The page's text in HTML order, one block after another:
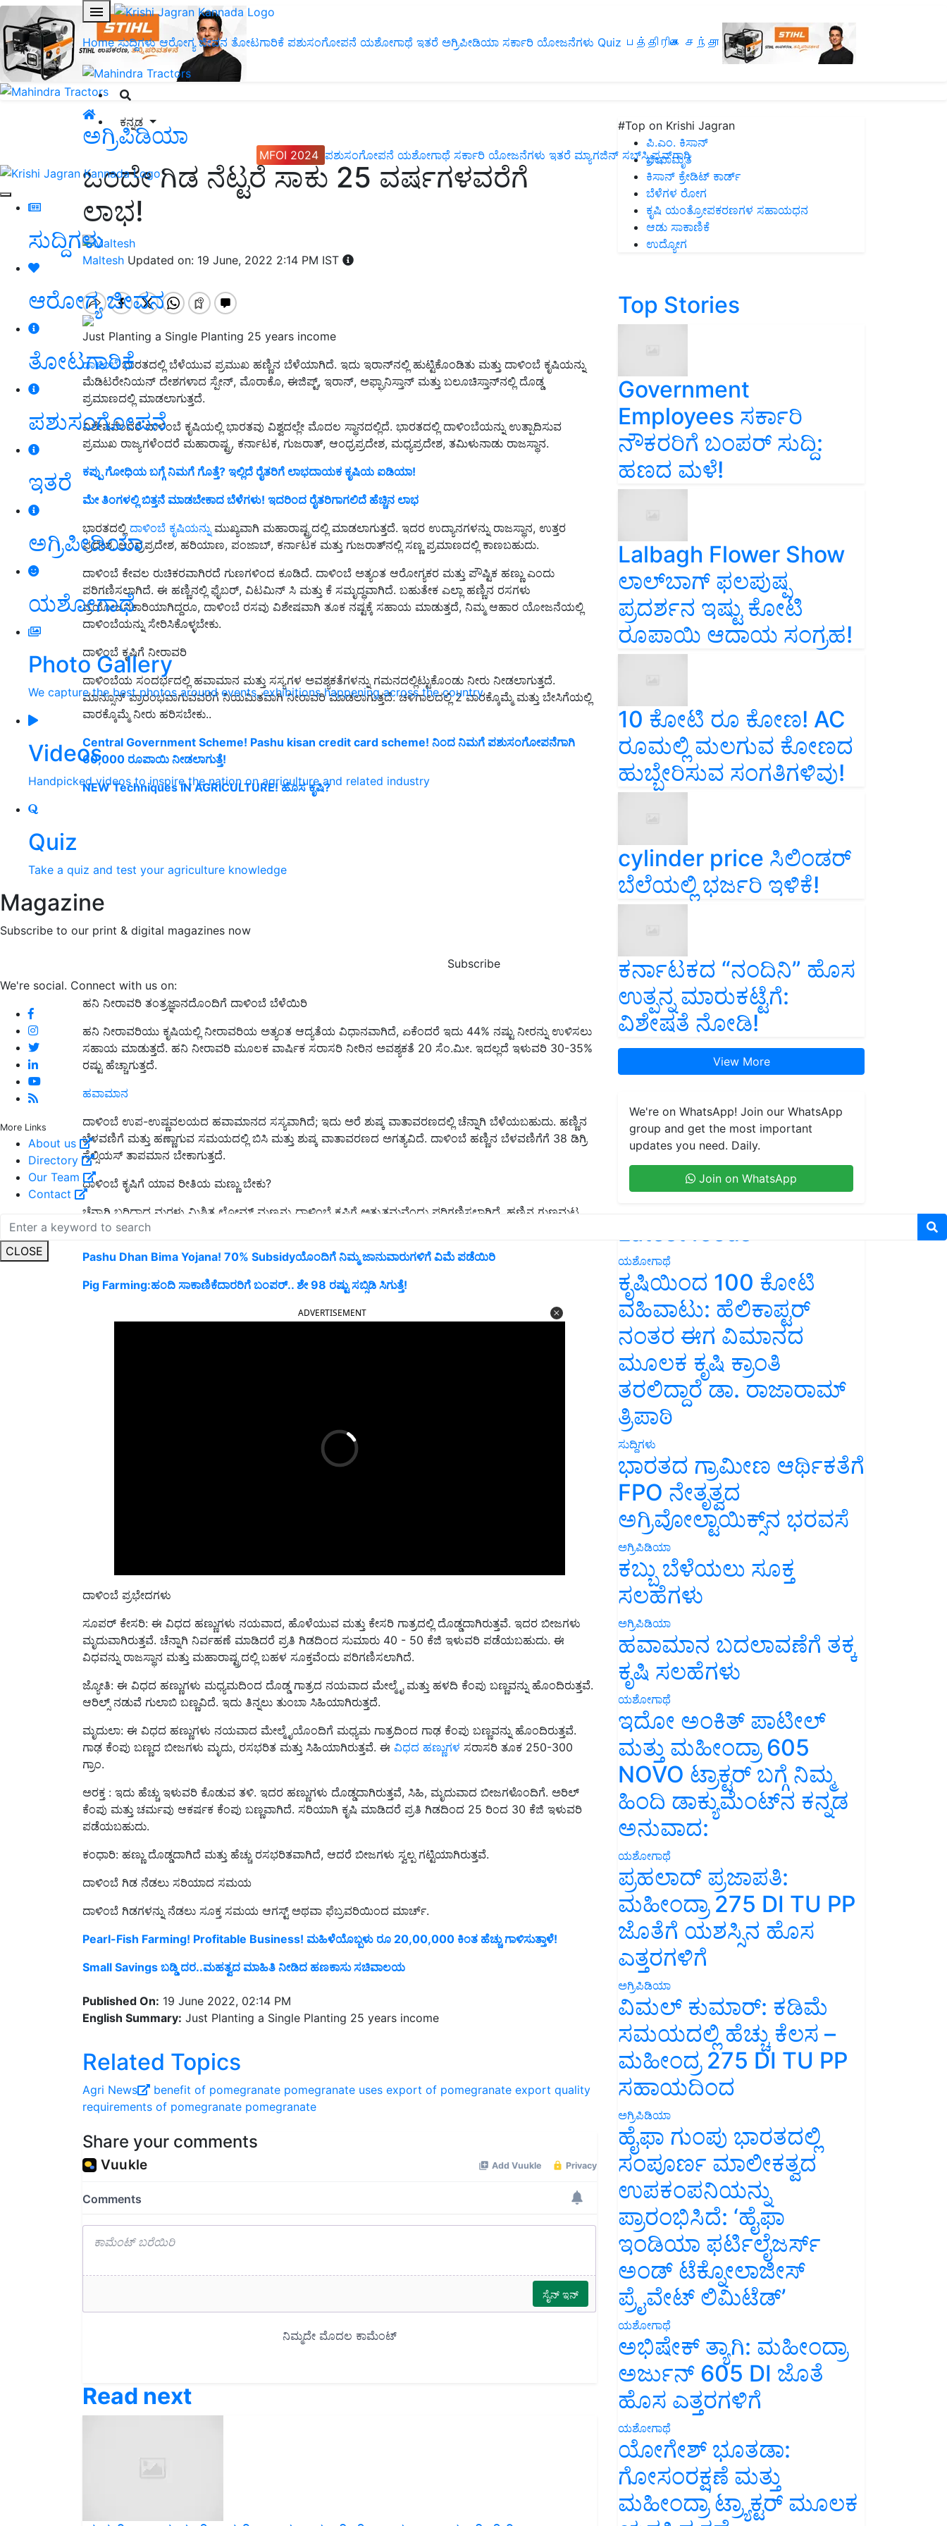
Home ಸುದ್ದಿಗಳು ಆರೋಗ್ಯ ಜೀವನ ತೋಟಗಾರಿಕೆ ಪಶುಸಂಗೋಪನೆ ಯಶೋಗಾಥೆ ಇತರೆ ಅಗ್ರಿಪೀಡಿಯಾ ಸರ್ಕಾರಿ ಯೋಜನೆಗಳು Quiz பத்திரிகை சந்தா
ಕನ್ನಡ
MFOI 2024 ಪಶುಸಂಗೋಪನೆ ಯಶೋಗಾಥೆ ಸರ್ಕಾರಿ ಯೋಜನೆಗಳು ಇತರೆ ಮ್ಯಾಗಜಿನ್‌ ಸಬ್‌ಸ್ಕ್ರಿಪ್ಷನ್‌ಗಾಗಿ
ಸುದ್ದಿಗಳು
ಆರೋಗ್ಯ ಜೀವನ
ತೋಟಗಾರಿಕೆ
ಪಶುಸಂಗೋಪನೆ
ಇತರೆ
ಅಗ್ರಿಪೀಡಿಯಾ
ಯಶೋಗಾಥೆ
Photo Gallery
We capture the best photos around events, exhibitions happening across the country
Videos
Handpicked videos to inspire the nation on agriculture and related industry
Quiz
Take a quiz and test your agriculture knowledge
Magazine
Subscribe to our print & digital magazines now
Subscribe
We're social. Connect with us on:
More Links
About us
Directory
Our Team
Contact
CLOSE
ಅಗ್ರಿಪಿಡಿಯಾ
ಒಂದೇ ಗಿಡ ನೆಟ್ಟರೆ ಸಾಕು 25 ವರ್ಷಗಳವರೆಗೆ
ಲಾಭ!
Maltesh Updated on: 19 June, 2022 2:14 PM IST
Just Planting a Single Planting 25 years income
ದಾಳಿಂಬೆಭಾರತದಲ್ಲಿ ಬೆಳೆಯುವ ಪ್ರಮುಖ ಹಣ್ಣಿನ ಬೆಳೆಯಾಗಿದೆ. ಇದು ಇರಾನ್‌ನಲ್ಲಿ ಹುಟ್ಟಿಕೊಂಡಿತು ಮತ್ತು ದಾಳಿಂಬೆ ಕೃಷಿಯನ್ನು
ಮೆಡಿಟರೇನಿಯನ್ ದೇಶಗಳಾದ ಸ್ಪೇನ್, ಮೊರಾಕೊ, ಈಜಿಪ್ಟ್, ಇರಾನ್, ಅಫ್ಘಾನಿಸ್ತಾನ್ ಮತ್ತು ಬಲೂಚಿಸ್ತಾನ್‌ನಲ್ಲಿ ದೊಡ್ಡ
ಪ್ರಮಾಣದಲ್ಲಿ ಮಾಡಲಾಗುತ್ತದೆ.
ವಿಶೇಷವೆಂದರೆ ದಾಳಿಂಬೆ ಕೃಷಿಯಲ್ಲಿ ಭಾರತವು ವಿಶ್ವದಲ್ಲೇ ಮೊದಲ ಸ್ಥಾನದಲ್ಲಿದೆ. ಭಾರತದಲ್ಲಿ ದಾಳಿಂಬೆಯನ್ನು ಉತ್ಪಾದಿಸುವ
ಪ್ರಮುಖ ರಾಜ್ಯಗಳೆಂದರೆ ಮಹಾರಾಷ್ಟ್ರ, ಕರ್ನಾಟಕ, ಗುಜರಾತ್, ಆಂಧ್ರಪ್ರದೇಶ, ಮಧ್ಯಪ್ರದೇಶ, ತಮಿಳುನಾಡು ರಾಜಸ್ಥಾನ.
ಕಪ್ಪು ಗೋಧಿಯ ಬಗ್ಗೆ ನಿಮಗೆ ಗೊತ್ತೆ? ಇಲ್ಲಿದೆ ರೈತರಿಗೆ ಲಾಭದಾಯಕ ಕೃಷಿಯ ಐಡಿಯಾ!
ಮೇ ತಿಂಗಳಲ್ಲಿ ಬಿತ್ತನೆ ಮಾಡಬೇಕಾದ ಬೆಳೆಗಳು! ಇದರಿಂದ ರೈತರಿಗಾಗಲಿದೆ ಹೆಚ್ಚಿನ ಲಾಭ
ಭಾರತದಲ್ಲಿ ದಾಳಿಂಬೆ ಕೃಷಿಯನ್ನುಮುಖ್ಯವಾಗಿ ಮಹಾರಾಷ್ಟ್ರದಲ್ಲಿ ಮಾಡಲಾಗುತ್ತದೆ. ಇದರ ಉದ್ಯಾನಗಳನ್ನು ರಾಜಸ್ಥಾನ, ಉತ್ತರ
ಪ್ರದೇಶ, ಆಂಧ್ರಪ್ರದೇಶ, ಹರಿಯಾಣ, ಪಂಜಾಬ್, ಕರ್ನಾಟಕ ಮತ್ತು ಗುಜರಾತ್‌ನಲ್ಲಿ ಸಣ್ಣ ಪ್ರಮಾಣದಲ್ಲಿ ಕಾಣಬಹುದು.
ದಾಳಿಂಬೆ ಕೇವಲ ರುಚಿಕರವಾಗಿರದೆ ಗುಣಗಳಿಂದ ಕೂಡಿದೆ. ದಾಳಿಂಬೆ ಅತ್ಯಂತ ಆರೋಗ್ಯಕರ ಮತ್ತು ಪೌಷ್ಟಿಕ ಹಣ್ಣು ಎಂದು
ಪರಿಗಣಿಸಲಾಗಿದೆ. ಈ ಹಣ್ಣಿನಲ್ಲಿ ಫೈಬರ್, ವಿಟಮಿನ್ ಸಿ ಮತ್ತು ಕೆ ಸಮೃದ್ಧವಾಗಿದೆ. ಬಹುತೇಕ ಎಲ್ಲಾ ಹಣ್ಣಿನ ರಸಗಳು
ಪ್ರಯೋಜನಕಾರಿಯಾಗಿದ್ದರೂ, ದಾಳಿಂಬೆ ರಸವು ವಿಶೇಷವಾಗಿ ತೂಕ ನಷ್ಟಕ್ಕೆ ಸಹಾಯ ಮಾಡುತ್ತದೆ, ನಿಮ್ಮ ಆಹಾರ ಯೋಜನೆಯಲ್ಲಿ
ದಾಳಿಂಬೆಯನ್ನು ಸೇರಿಸಿಕೊಳ್ಳಬೇಕು.
ದಾಳಿಂಬೆ ಕೃಷಿಗೆ ನೀರಾವರಿ
ದಾಳಿಂಬೆಯ ಸಂದರ್ಭದಲ್ಲಿ ಹವಾಮಾನ ಮತ್ತು ಸಸ್ಯಗಳ ಅವಶ್ಯಕತೆಗಳನ್ನು ಗಮನದಲ್ಲಿಟ್ಟುಕೊಂಡು ನೀರು ನೀಡಲಾಗುತ್ತದೆ.
ಮಾನ್ಸೂನ್ ಪ್ರಾರಂಭವಾಗುವವರೆಗೆ ನಿಯಮಿತವಾಗಿ ನೀರಾವರಿ ಮಾಡಲಾಗುತ್ತದೆ. ಚಳಿಗಾಲದಲ್ಲಿ 2 ವಾರಕ್ಕೊಮ್ಮೆ ಮತ್ತು ಬೇಸಿಗೆಯಲ್ಲಿ
ವಾರಕ್ಕೊಮ್ಮೆ ನೀರು ಹರಿಸಬೇಕು..
Central Government Scheme! Pashu kisan credit card scheme! ನಿಂದ ನಿಮಗೆ ಪಶುಸಂಗೋಪನೆಗಾಗಿ
60,000 ರೂಪಾಯಿ ನೀಡಲಾಗುತ್ತೆ!
NEW Techniques IN AGRICULTURE! ಹೊಸ ಕೃಷಿ?
ಹನಿ ನೀರಾವರಿ ತಂತ್ರಜ್ಞಾನದೊಂದಿಗೆ ದಾಳಿಂಬೆ ಬೆಳೆಯಿರಿ
ಹನಿ ನೀರಾವರಿಯು ಕೃಷಿಯಲ್ಲಿ ನೀರಾವರಿಯ ಅತ್ಯಂತ ಆದ್ಯತೆಯ ವಿಧಾನವಾಗಿದೆ, ಏಕೆಂದರೆ ಇದು 44% ನಷ್ಟು ನೀರನ್ನು ಉಳಿಸಲು
ಸಹಾಯ ಮಾಡುತ್ತದೆ. ಹನಿ ನೀರಾವರಿ ಮೂಲಕ ವಾರ್ಷಿಕ ಸರಾಸರಿ ನೀರಿನ ಅವಶ್ಯಕತೆ 20 ಸೆಂ.ಮೀ. ಇದಲ್ಲದೆ ಇಳುವರಿ 30-35%
ರಷ್ಟು ಹೆಚ್ಚಾಗುತ್ತದೆ.
ಹವಾಮಾನ
ದಾಳಿಂಬೆ ಉಪ-ಉಷ್ಣವಲಯದ ಹವಾಮಾನದ ಸಸ್ಯವಾಗಿದೆ; ಇದು ಅರೆ ಶುಷ್ಕ ವಾತಾವರಣದಲ್ಲಿ ಚೆನ್ನಾಗಿ ಬೆಳೆಯಬಹುದು. ಹಣ್ಣಿನ
ಬೆಳವಣಿಗೆ ಮತ್ತು ಹಣ್ಣಾಗುವ ಸಮಯದಲ್ಲಿ ಬಿಸಿ ಮತ್ತು ಶುಷ್ಕ ವಾತಾವರಣದ ಅಗತ್ಯವಿದೆ. ದಾಳಿಂಬೆ ಹಣ್ಣಿನ ಬೆಳವಣಿಗೆಗೆ 38 ಡಿಗ್ರಿ
ಸೆಲ್ಸಿಯಸ್ ತಾಪಮಾನ ಬೇಕಾಗುತ್ತದೆ.
ದಾಳಿಂಬೆ ಕೃಷಿಗೆ ಯಾವ ರೀತಿಯ ಮಣ್ಣು ಬೇಕು?
ಚೆನ್ನಾಗಿ ಬರಿದಾದ ಮರಳು ಮಿಶ್ರಿತ ಲೋಮ್ ಮಣ್ಣನ್ನು ದಾಳಿಂಬೆ ಕೃಷಿಗೆ ಅತ್ಯುತ್ತಮವೆಂದು ಪರಿಗಣಿಸಲಾಗಿದೆ. ಹಣ್ಣಿನ ಗುಣಮಟ್ಟ
ಮತ್ತು ಬಣ್ಣವು ಭಾರವಾದ ಮಣ್ಣುಗಳಿಗಿಂತ ಹಗುರವಾದ ಮಣ್ಣಿನಲ್ಲಿ ಉತ್ತಮವಾಗಿರುತ್ತದೆ.
Pashu Dhan Bima Yojana! 70% Subsidyಯೊಂದಿಗೆ ನಿಮ್ಮ ಜಾನುವಾರುಗಳಿಗೆ ವಿಮೆ ಪಡೆಯಿರಿ
Pig Farming:ಹಂದಿ ಸಾಕಾಣಿಕೆದಾರರಿಗೆ ಬಂಪರ್.. ಶೇ 98 ರಷ್ಟು ಸಬ್ಸಿಡಿ ಸಿಗುತ್ತೆ!
ADVERTISEMENT
ದಾಳಿಂಬೆ ಪ್ರಭೇದಗಳು
ಸೂಪರ್ ಕೇಸರಿ: ಈ ವಿಧದ ಹಣ್ಣುಗಳು ನಯವಾದ, ಹೊಳೆಯುವ ಮತ್ತು ಕೇಸರಿ ಗಾತ್ರದಲ್ಲಿ ದೊಡ್ಡದಾಗಿರುತ್ತವೆ. ಇದರ ಬೀಜಗಳು
ಮೃದುವಾಗಿರುತ್ತವೆ. ಚೆನ್ನಾಗಿ ನಿರ್ವಹಣೆ ಮಾಡಿದರೆ ಪ್ರತಿ ಗಿಡದಿಂದ ಸುಮಾರು 40 - 50 ಕೆಜಿ ಇಳುವರಿ ಪಡೆಯಬಹುದು. ಈ
ವಿಧವನ್ನು ರಾಜಸ್ಥಾನ ಮತ್ತು ಮಹಾರಾಷ್ಟ್ರದಲ್ಲಿ ಬಹಳ ಸೂಕ್ತವೆಂದು ಪರಿಗಣಿಸಲಾಗಿದೆ.
ಜ್ಯೋತಿ: ಈ ವಿಧದ ಹಣ್ಣುಗಳು ಮಧ್ಯಮದಿಂದ ದೊಡ್ಡ ಗಾತ್ರದ ನಯವಾದ ಮೇಲ್ಮೈ ಮತ್ತು ಹಳದಿ ಕೆಂಪು ಬಣ್ಣವನ್ನು ಹೊಂದಿರುತ್ತವೆ.
ಆರಿಲ್ಸ್ ನಡುವೆ ಗುಲಾಬಿ ಬಣ್ಣವಿದೆ. ಇದು ತಿನ್ನಲು ತುಂಬಾ ಸಿಹಿಯಾಗಿರುತ್ತದೆ.
ಮೃದುಲಾ: ಈ ವಿಧದ ಹಣ್ಣುಗಳು ನಯವಾದ ಮೇಲ್ಮೈಯೊಂದಿಗೆ ಮಧ್ಯಮ ಗಾತ್ರದಿಂದ ಗಾಢ ಕೆಂಪು ಬಣ್ಣವನ್ನು ಹೊಂದಿರುತ್ತವೆ.
ಗಾಢ ಕೆಂಪು ಬಣ್ಣದ ಬೀಜಗಳು ಮೃದು, ರಸಭರಿತ ಮತ್ತು ಸಿಹಿಯಾಗಿರುತ್ತವೆ. ಈ ವಿಧದ ಹಣ್ಣುಗಳ ಸರಾಸರಿ ತೂಕ 250-300
ಗ್ರಾಂ.
ಅರಕ್ತ : ಇದು ಹೆಚ್ಚು ಇಳುವರಿ ಕೊಡುವ ತಳಿ. ಇದರ ಹಣ್ಣುಗಳು ದೊಡ್ಡದಾಗಿರುತ್ತವೆ, ಸಿಹಿ, ಮೃದುವಾದ ಬೀಜಗಳೊಂದಿಗೆ. ಅರಿಲ್
ಕೆಂಪು ಮತ್ತು ಚರ್ಮವು ಆಕರ್ಷಕ ಕೆಂಪು ಬಣ್ಣವಾಗಿದೆ. ಸರಿಯಾಗಿ ಕೃಷಿ ಮಾಡಿದರೆ ಪ್ರತಿ ಗಿಡದಿಂದ 25 ರಿಂದ 30 ಕೆಜಿ ಇಳುವರಿ
ಪಡೆಯಬಹುದು.
ಕಂಧಾರಿ: ಹಣ್ಣು ದೊಡ್ಡದಾಗಿದೆ ಮತ್ತು ಹೆಚ್ಚು ರಸಭರಿತವಾಗಿದೆ, ಆದರೆ ಬೀಜಗಳು ಸ್ವಲ್ಪ ಗಟ್ಟಿಯಾಗಿರುತ್ತವೆ.
ದಾಳಿಂಬೆ ಗಿಡ ನೆಡಲು ಸರಿಯಾದ ಸಮಯ
ದಾಳಿಂಬೆ ಗಿಡಗಳನ್ನು ನೆಡಲು ಸೂಕ್ತ ಸಮಯ ಆಗಸ್ಟ್ ಅಥವಾ ಫೆಬ್ರವರಿಯಿಂದ ಮಾರ್ಚ್.
Pearl-Fish Farming! Profitable Business! ಮಹಿಳೆಯೊಬ್ಬಳು ರೂ 20,00,000 ಕಿಂತ ಹೆಚ್ಚು ಗಾಳಿಸುತ್ತಾಳೆ!
Small Savings ಬಡ್ಡಿ ದರ..ಮಹತ್ವದ ಮಾಹಿತಿ ನೀಡಿದ ಹಣಕಾಸು ಸಚಿವಾಲಯ
Published On: 19 June 2022, 02:14 PM
English Summary: Just Planting a Single Planting 25 years income
Related Topics
Agri News benefit of pomegranate pomegranate uses export of pomegranate export quality
requirements of pomegranate pomegranate
Share your comments
Read next
#Top on Krishi Jagran
ಪಿ.ಎಂ. ಕಿಸಾನ್
ಜೀವಾಮೃತ
ಕಿಸಾನ್ ಕ್ರೇಡಿಟ್ ಕಾರ್ಡ್
ಬೆಳೆಗಳ ರೋಗ
ಕೃಷಿ ಯಂತ್ರೋಪಕರಣಗಳ ಸಹಾಯಧನ
ಆಡು ಸಾಕಾಣಿಕೆ
ಉದ್ಯೋಗ
Top Stories
Government
Employees ಸರ್ಕಾರಿ
ನೌಕರರಿಗೆ ಬಂಪರ್‌ ಸುದ್ದಿ:
ಹಣದ ಮಳೆ!
Lalbagh Flower Show
ಲಾಲ್‌ಬಾಗ್ ಫಲಪುಷ್ಪ
ಪ್ರದರ್ಶನ ಇಷ್ಟು ಕೋಟಿ
ರೂಪಾಯಿ ಆದಾಯ ಸಂಗ್ರಹ!
10 ಕೋಟಿ ರೂ ಕೋಣ! AC
ರೂಮಲ್ಲಿ ಮಲಗುವ ಕೋಣದ
ಹುಬ್ಬೇರಿಸುವ ಸಂಗತಿಗಳಿವು!
cylinder price ಸಿಲಿಂಡರ್‌
ಬೆಲೆಯಲ್ಲಿ ಭರ್ಜರಿ ಇಳಿಕೆ!
ಕರ್ನಾಟಕದ “ನಂದಿನಿ” ಹೊಸ
ಉತ್ಪನ್ನ ಮಾರುಕಟ್ಟೆಗೆ:
ವಿಶೇಷತೆ ನೋಡಿ!
View More
We're on WhatsApp! Join our WhatsApp
group and get the most important
updates you need. Daily.
Join on WhatsApp
Latest feeds
ಯಶೋಗಾಥೆ
ಕೃಷಿಯಿಂದ 100 ಕೋಟಿ
ವಹಿವಾಟು: ಹೆಲಿಕಾಪ್ಟರ್
ನಂತರ ಈಗ ವಿಮಾನದ
ಮೂಲಕ ಕೃಷಿ ಕ್ರಾಂತಿ
ತರಲಿದ್ದಾರೆ ಡಾ. ರಾಜಾರಾಮ್
ತ್ರಿಪಾಠಿ
ಸುದ್ದಿಗಳು
ಭಾರತದ ಗ್ರಾಮೀಣ ಆರ್ಥಿಕತೆಗೆ
FPO ನೇತೃತ್ವದ
ಅಗ್ರಿವೋಲ್ಟಾಯಿಕ್ಸ್‌ನ ಭರವಸೆ
ಅಗ್ರಿಪಿಡಿಯಾ
ಕಬ್ಬು ಬೆಳೆಯಲು ಸೂಕ್ತ
ಸಲಹೆಗಳು
ಅಗ್ರಿಪಿಡಿಯಾ
ಹವಾಮಾನ ಬದಲಾವಣೆಗೆ ತಕ್ಕ
ಕೃಷಿ ಸಲಹೆಗಳು
ಯಶೋಗಾಥೆ
ಇದೋ ಅಂಕಿತ್ ಪಾಟೀಲ್
ಮತ್ತು ಮಹೀಂದ್ರಾ 605
NOVO ಟ್ರಾಕ್ಟರ್ ಬಗ್ಗೆ ನಿಮ್ಮ
ಹಿಂದಿ ಡಾಕ್ಯುಮೆಂಟ್‌ನ ಕನ್ನಡ
ಅನುವಾದ:
ಯಶೋಗಾಥೆ
ಪ್ರಹಲಾದ್ ಪ್ರಜಾಪತಿ:
ಮಹೀಂದ್ರಾ 275 DI TU PP
ಜೊತೆಗೆ ಯಶಸ್ಸಿನ ಹೊಸ
ಎತ್ತರಗಳಿಗೆ
ಅಗ್ರಿಪಿಡಿಯಾ
ವಿಮಲ್ ಕುಮಾರ್: ಕಡಿಮೆ
ಸಮಯದಲ್ಲಿ ಹೆಚ್ಚು ಕೆಲಸ –
ಮಹೀಂದ್ರ 275 DI TU PP
ಸಹಾಯದಿಂದ
ಅಗ್ರಿಪಿಡಿಯಾ
ಹೈಫಾ ಗುಂಪು ಭಾರತದಲ್ಲಿ
ಸಂಪೂರ್ಣ ಮಾಲೀಕತ್ವದ
ಉಪಕಂಪನಿಯನ್ನು
ಪ್ರಾರಂಭಿಸಿದೆ: ‘ಹೈಫಾ
ಇಂಡಿಯಾ ಫರ್ಟಿಲೈಜರ್ಸ್
ಅಂಡ್ ಟೆಕ್ನೋಲಾಜೀಸ್
ಪ್ರೈವೇಟ್ ಲಿಮಿಟೆಡ್’
ಯಶೋಗಾಥೆ
ಅಭಿಷೇಕ್ ತ್ಯಾಗಿ: ಮಹೀಂದ್ರಾ
ಅರ್ಜುನ್ 605 DI ಜೊತೆ
ಹೊಸ ಎತ್ತರಗಳಿಗೆ
ಯಶೋಗಾಥೆ
ಯೋಗೇಶ್ ಭೂತಡಾ:
ಗೋಸಂರಕ್ಷಣೆ ಮತ್ತು
ಮಹೀಂದ್ರಾ ಟ್ರ್ಯಾಕ್ಟರ್ ಮೂಲಕ